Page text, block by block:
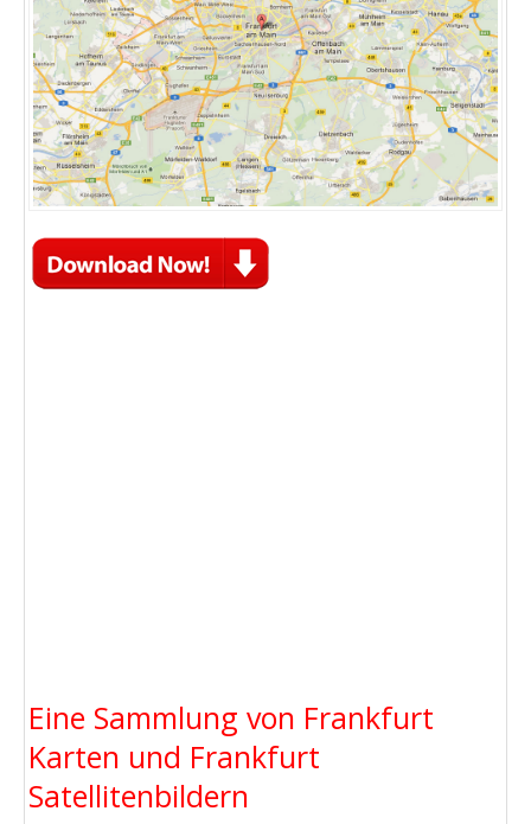
Eine Sammlung von Frankfurt
Karten und Frankfurt
Satellitenbildern